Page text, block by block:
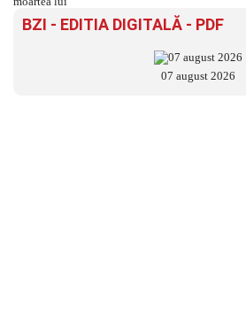
BZI - EDITIA DIGITALĂ - PDF
07 august 2026